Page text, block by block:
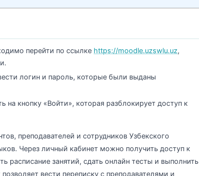
перейти по ссылке https://moodle.uzswlu.uz,
логин и пароль, которые были выданы
кнопку «Войти», которая разблокирует доступ к
преподавателей и сотрудников Узбекского
Через личный кабинет можно получить доступ к
расписание занятий, сдать онлайн тесты и выполнить
вести переписку с преподавателями и